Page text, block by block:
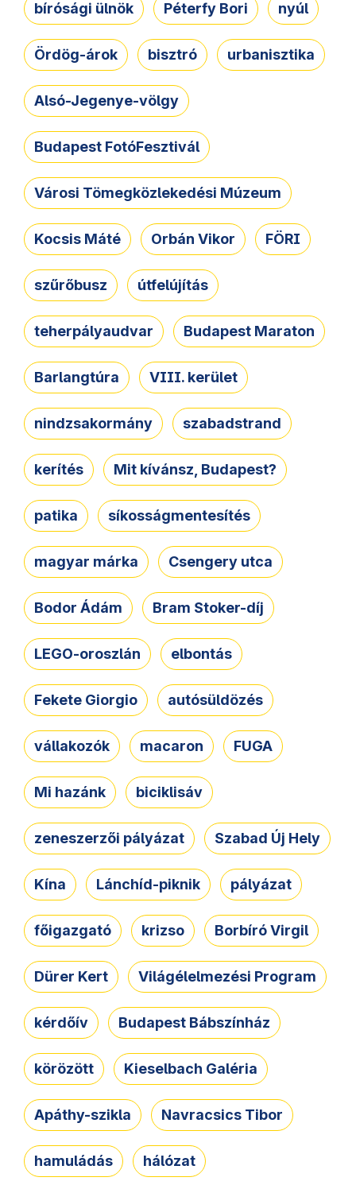
bírósági ülnök Péterfy Bori nyúl
Ördög-árok bisztró urbanisztika
Alsó-Jegenye-völgy
Budapest FotóFesztivál
Városi Tömegközlekedési Múzeum
Kocsis Máté Orbán Vikor FÖRI
szűrőbusz útfelújítás
teherpályaudvar Budapest Maraton
Barlangtúra VIII. kerület
nindzsakormány szabadstrand
kerítés Mit kívánsz, Budapest?
patika síkosságmentesítés
magyar márka Csengery utca
Bodor Ádám Bram Stoker-díj
LEGO-oroszlán elbontás
Fekete Giorgio autósüldözés
vállakozók macaron FUGA
Mi hazánk biciklisáv
zeneszerzői pályázat Szabad Új Hely
Kína Lánchíd-piknik pályázat
főigazgató krizso Borbíró Virgil
Dürer Kert Világélelmezési Program
kérdőív Budapest Bábszínház
körözött Kieselbach Galéria
Apáthy-szikla Navracsics Tibor
hamuládás hálózat